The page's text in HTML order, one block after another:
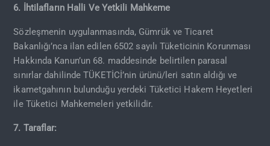
6. İhtilafların Halli Ve Yetkili Mahkeme
Sözleşmenin uygulanmasında, Gümrük ve Ticaret
Bakanlığı’nca ilan edilen 6502 sayılı Tüketicinin Korunması
Hakkında Kanun’un 68. maddesinde belirtilen parasal
sınırlar dahilinde TÜKETİCİ’nin ürünü/leri satın aldığı ve
ikametgahının bulunduğu yerdeki Tüketici Hakem Heyetleri
ile Tüketici Mahkemeleri yetkilidir.
7. Taraflar: